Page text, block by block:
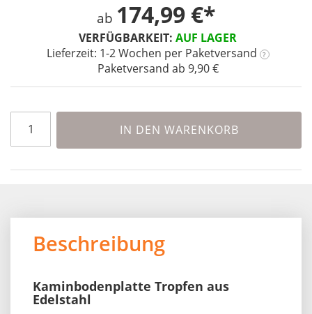
VERFÜGBARKEIT: AUF LAGER
Lieferzeit: 1-2 Wochen per Paketversand ?
Paketversand ab 9,90 €
ab 174,99 €
IN DEN WARENKORB
Beschreibung
Kaminbodenplatte Tropfen aus
Edelstahl